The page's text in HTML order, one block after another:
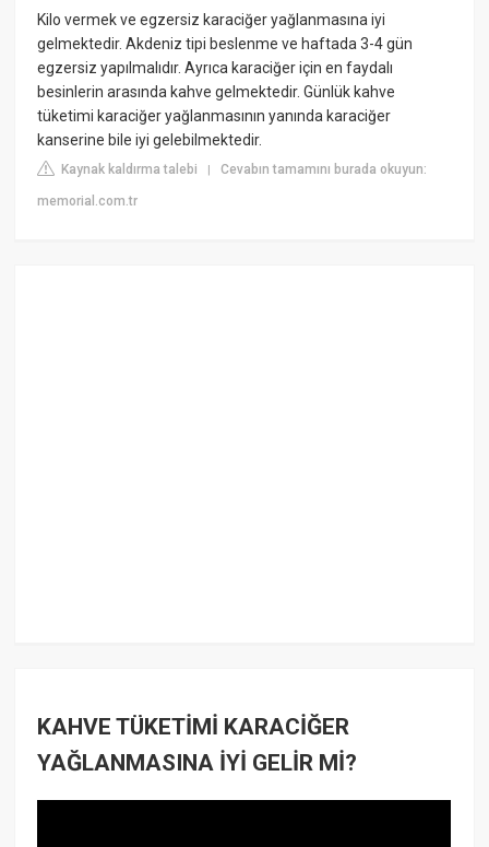
Kilo vermek ve egzersiz karaciğer yağlanmasına iyi
gelmektedir. Akdeniz tipi beslenme ve haftada 3-4 gün
egzersiz yapılmalıdır. Ayrıca karaciğer için en faydalı
besinlerin arasında kahve gelmektedir. Günlük kahve
tüketimi karaciğer yağlanmasının yanında karaciğer
kanserine bile iyi gelebilmektedir.
Kaynak kaldırma talebi |Cevabın tamamını burada okuyun:
memorial.com.tr
KAHVE TÜKETİMİ KARACİĞER
YAĞLANMASINA İYİ GELİR Mİ?